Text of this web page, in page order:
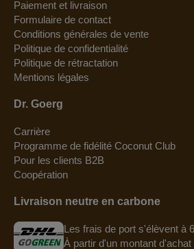
Paiement et livraison
Formulaire de contact
Conditions générales de vente
Politique de confidentialité
Politique de rétractation
Mentions légales
Dr. Goerg
Carrière
Programme de fidélité Coconut Club
Pour les clients B2B
Coopération
Livraison neutre en carbone
Les frais de port s'élèvent à
À partir d'un montant